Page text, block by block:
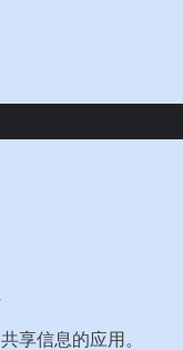
享信息的应用。